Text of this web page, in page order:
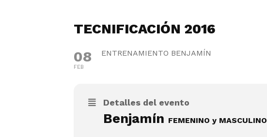
TECNIFICACIÓN 2016
08
FEB
ENTRENAMIENTO BENJAMÍN
Detalles del evento
Benjamín FEMENINO y MASCULINO